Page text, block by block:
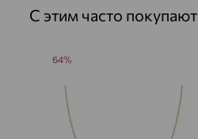
С этим часто покупают
64%